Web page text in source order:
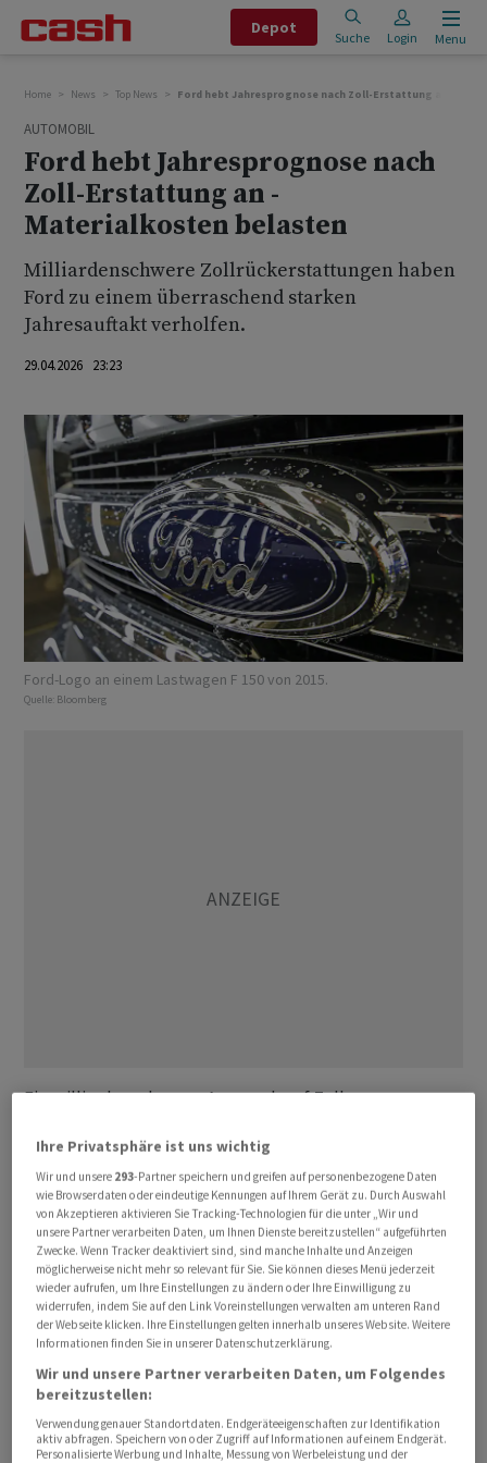
Depot
Suche Login Menu
Home News Top News Ford hebt Jahresprognose nach Zoll-Erstattung an -
AUTOMOBIL
Ford hebt Jahresprognose nach
Zoll-Erstattung an -
Materialkosten belasten
Milliardenschwere Zollrückerstattungen haben
Ford zu einem überraschend starken
Jahresauftakt verholfen.
29.04.2026 23:23
Ford-Logo an einem Lastwagen F 150 von 2015.
Quelle: Bloomberg
Ein milliardenschwerer Anspruch auf Zoll-
einem überraschend starken Jahresauftakt verholfen
und ihn zu einer Anhebung seiner ‌Prognose ⁠bewogen.
Der Konzern aus Michigan rechnet im laufenden Jahr
nun mit ⁠einem bereinigten Betriebsgewinn (Ebit)
zwischen 8,5 und 10,5 Milliarden Dollar, wie er am
Mittwoch mitteilte.Fordhatte ‌8,0 bis 10,0 Milliarden
Dollar in Aussicht gestellt. ‌Im ersten Quartal verbuchte
das Unternehmen einen ​Nettogewinn von 2,5 Milliarden
Dollar bei einem Umsatz von 43,3 Milliarden Dollar. Der
bereinigte Gewinn je Aktie lag mit 66 Cent weit über den
Erwartungen von Analysten, die im Schnitt mit 19 Cent
gerechnet hatten.
Ihre Privatsphäre ist uns wichtig
Wir und unsere 293-Partner speichern und greifen auf personenbezogene Daten
wie Browserdaten oder eindeutige Kennungen auf Ihrem Gerät zu. Durch Auswahl
von Akzeptieren aktivieren Sie Tracking-Technologien für die unter „Wir und
unsere Partner verarbeiten Daten, um Ihnen Dienste bereitzustellen“ aufgeführten
Zwecke. Wenn Tracker deaktiviert sind, sind manche Inhalte und Anzeigen
möglicherweise nicht mehr so relevant für Sie. Sie können dieses Menü jederzeit
wieder aufrufen, um Ihre Einstellungen zu ändern oder Ihre Einwilligung zu
widerrufen, indem Sie auf den Link Voreinstellungen verwalten am unteren Rand
der Webseite klicken. Ihre Einstellungen gelten innerhalb unseres Website. Weitere
Informationen finden Sie in unserer Datenschutzerklärung.
Wir und unsere Partner verarbeiten Daten, um Folgendes
bereitzustellen:
Verwendung genauer Standortdaten. Endgeräteeigenschaften zur Identifikation
aktiv abfragen. Speichern von oder Zugriff auf Informationen auf einem Endgerät.
Personalisierte Werbung und Inhalte, Messung von Werbeleistung und der